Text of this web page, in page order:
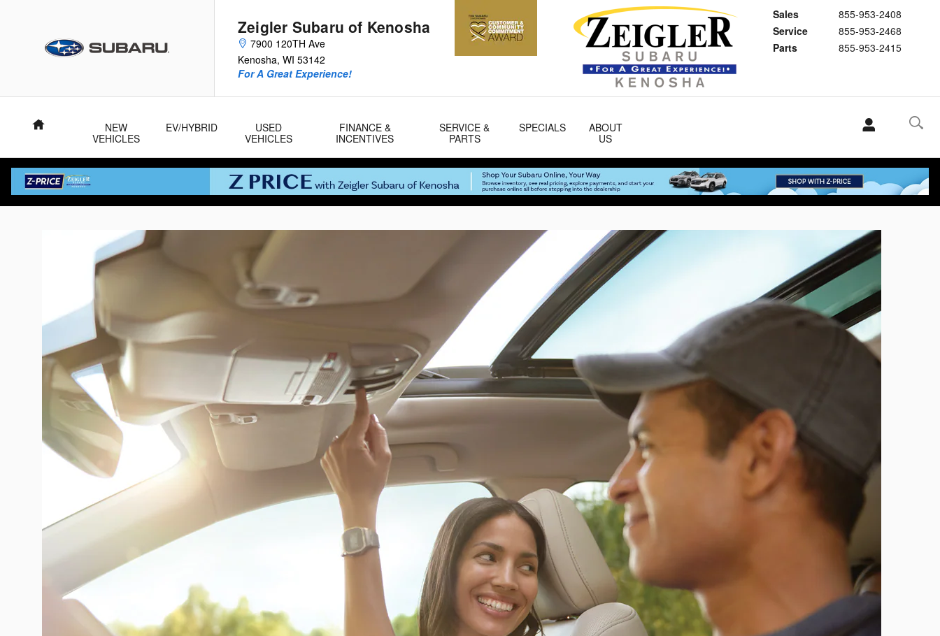
Zeigler Subaru of Kenosha
7900 120TH Ave
Kenosha, WI 53142
Sales
855-953-2408
Service
855-953-2468
Parts
855-953-2415
For A Great Experience!
Home
NEW
VEHICLES
EV/HYBRID
USED
VEHICLES
FINANCE &
INCENTIVES
SERVICE &
PARTS
SPECIALS
ABOUT
US